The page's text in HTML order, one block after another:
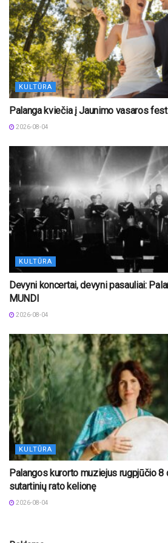
KULTŪRA
Palanga kviečia į Jaunimo vasaros
2026-08-04
KULTŪRA
Devyni koncertai, devyni pasauliai:
MUNDI
2026-08-04
KULTŪRA
Palangos kurorto muziejus rugpjūčio 8
sutartinių rato kelionę
2026-08-04